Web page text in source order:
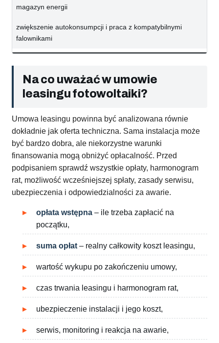
magazyn energii
zwiększenie autokonsumpcji i praca z kompatybilnymi
falownikami
Na co uważać w umowie
leasingu fotowoltaiki?
Umowa leasingu powinna być analizowana równie
dokładnie jak oferta techniczna. Sama instalacja może
być bardzo dobra, ale niekorzystne warunki
finansowania mogą obniżyć opłacalność. Przed
podpisaniem sprawdź wszystkie opłaty, harmonogram
rat, możliwość wcześniejszej spłaty, zasady serwisu,
ubezpieczenia i odpowiedzialności za awarie.
opłata wstępna – ile trzeba zapłacić na
początku,
suma opłat – realny całkowity koszt leasingu,
wartość wykupu po zakończeniu umowy,
czas trwania leasingu i harmonogram rat,
ubezpieczenie instalacji i jego koszt,
serwis, monitoring i reakcja na awarie,